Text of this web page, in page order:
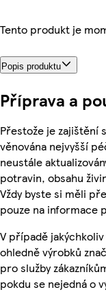
Tento produkt je
Popis produktu
Příprava a
Přestože je zajištění
věnována nejvyšší
neustále
potravin, obsahu
Vždy byste si měli
pouze na informace
V případě
ohledně výrobků
pro služby
pokdu se nejedná o